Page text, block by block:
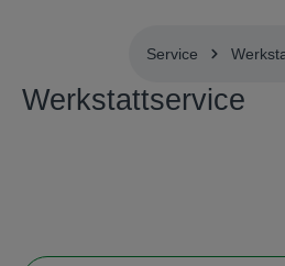
Service
Werkstattservice